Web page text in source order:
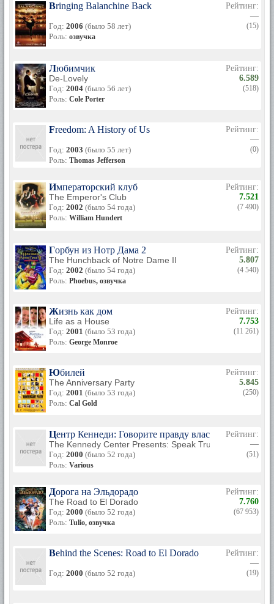
Bringing Balanchine Back
Год: 2006 (было 58 лет)
Роль: озвучка
Рейтинг:
—
(15)
Любимчик
De-Lovely
Год: 2004 (было 56 лет)
Роль: Cole Porter
Рейтинг:
6.589
(518)
Freedom: A History of Us
Год: 2003 (было 55 лет)
Роль: Thomas Jefferson
Рейтинг:
—
(0)
Императорский клуб
The Emperor's Club
Год: 2002 (было 54 года)
Роль: William Hundert
Рейтинг:
7.521
(7 490)
Горбун из Нотр Дама 2
The Hunchback of Notre Dame II
Год: 2002 (было 54 года)
Роль: Phoebus, озвучка
Рейтинг:
5.807
(4 540)
Жизнь как дом
Life as a House
Год: 2001 (было 53 года)
Роль: George Monroe
Рейтинг:
7.753
(11 261)
Юбилей
The Anniversary Party
Год: 2001 (было 53 года)
Роль: Cal Gold
Рейтинг:
5.845
(250)
Центр Кеннеди: Говорите правду властям
The Kennedy Center Presents: Speak Truth to Power
Год: 2000 (было 52 года)
Роль: Various
Рейтинг:
—
(51)
Дорога на Эльдорадо
The Road to El Dorado
Год: 2000 (было 52 года)
Роль: Tulio, озвучка
Рейтинг:
7.760
(67 953)
Behind the Scenes: Road to El Dorado
Год: 2000 (было 52 года)
Рейтинг:
—
(19)